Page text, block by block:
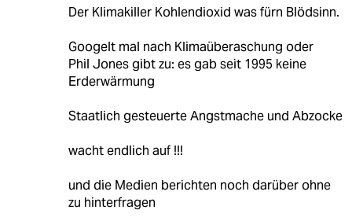
Der Klimakiller Kohlendioxid was fürn Blödsinn.
Googelt mal nach Klimaüberaschung oder
Phil Jones gibt zu: es gab seit 1995 keine
Erderwärmung
Staatlich gesteuerte Angstmache und Abzocke
wacht endlich auf !!!
und die Medien berichten noch darüber ohne
zu hinterfragen